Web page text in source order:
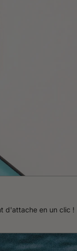
d'attache en un clic !